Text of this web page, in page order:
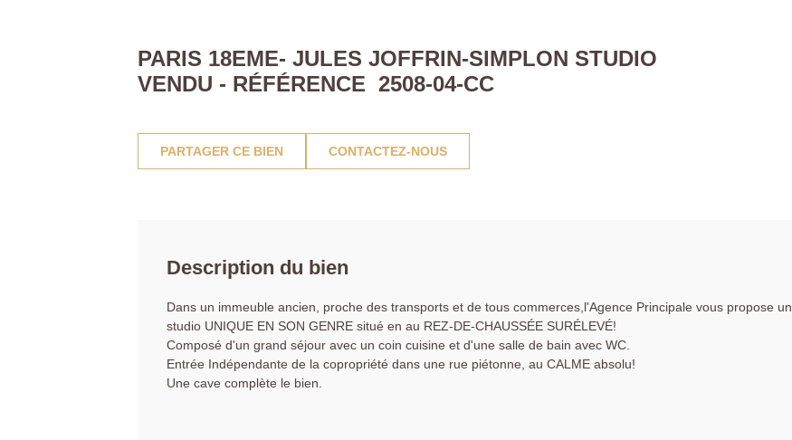
PARIS 18EME- JULES JOFFRIN-SIMPLON STUDIO
VENDU - RÉFÉRENCE 2508-04-CC
PARTAGER CE BIEN CONTACTEZ-NOUS
Description du bien
Dans un immeuble ancien, proche des transports et de tous commerces,l'Agence Principale vous propose un
studio UNIQUE EN SON GENRE situé en au REZ-DE-CHAUSSÉE SURÉLEVÉ!
Composé d'un grand séjour avec un coin cuisine et d'une salle de bain avec WC.
Entrée Indépendante de la copropriété dans une rue piétonne, au CALME absolu!
Une cave complète le bien.